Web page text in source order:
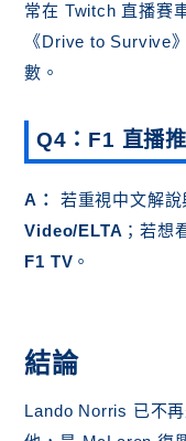
常在 Twitch 直播賽
《Drive to Survive
數。
Q4：F1 直播
A： 若重視中文解
Video/ELTA ；若想
F1 TV 。
結論
Lando Norris 已不